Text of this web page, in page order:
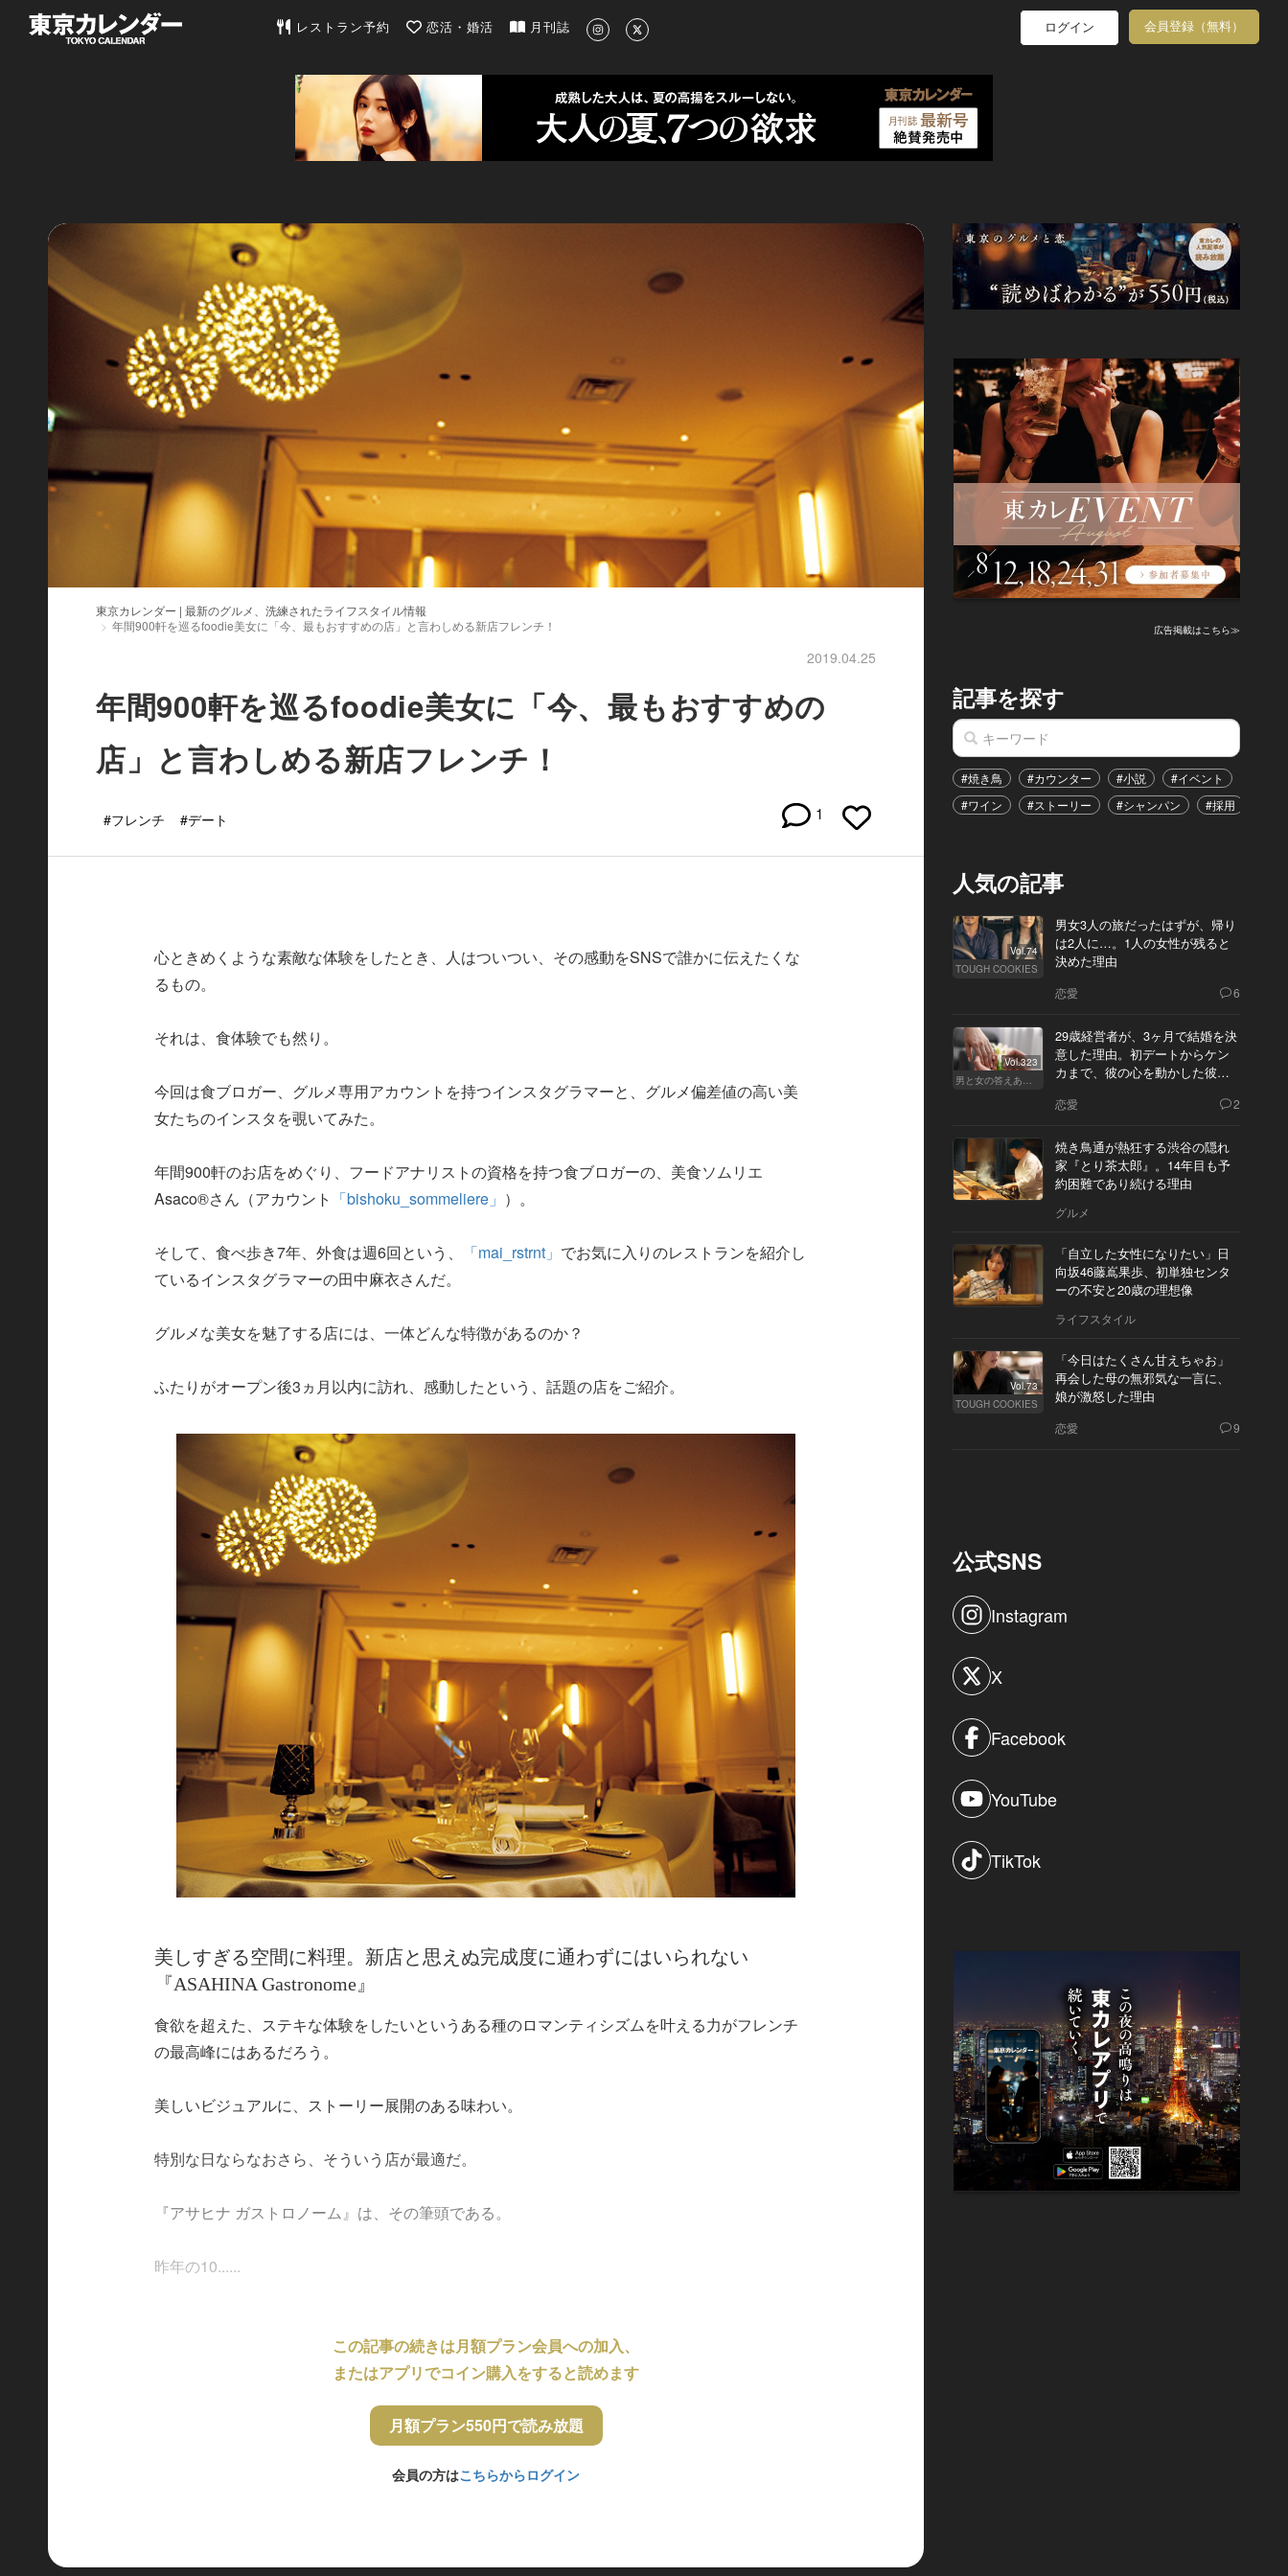
東京カレンダー | 最新のグルメ、洗練されたライフスタイル情報
レストラン予約 恋活・婚活 月刊誌 ログイン 会員登録（無料）
東京カレンダー | 最新のグルメ、洗練されたライフスタイル情報
年間900軒を巡るfoodie美女に「今、最もおすすめの店」と言わしめる新店フレンチ！
2019.04.25
年間900軒を巡るfoodie美女に「今、最もおすすめの
店」と言わしめる新店フレンチ！
#フレンチ #デート 1
心ときめくような素敵な体験をしたとき、人はついつい、その感動をSNSで誰かに伝えたくな
るもの。
それは、食体験でも然り。
今回は食ブロガー、グルメ専用アカウントを持つインスタグラマーと、グルメ偏差値の高い美
女たちのインスタを覗いてみた。
年間900軒のお店をめぐり、フードアナリストの資格を持つ食ブロガーの、美食ソムリエ
Asaco®さん（アカウント 「bishoku_sommeliere」 ）。
そして、食べ歩き7年、外食は週6回という、 「mai_rstrnt」 でお気に入りのレストランを紹介し
ているインスタグラマーの田中麻衣さんだ。
グルメな美女を魅了する店には、一体どんな特徴があるのか？
ふたりがオープン後3ヵ月以内に訪れ、感動したという、話題の店をご紹介。
美しすぎる空間に料理。新店と思えぬ完成度に通わずにはいられない
『ASAHINA Gastronome』
食欲を超えた、ステキな体験をしたいというある種のロマンティシズムを叶える力がフレンチ
の最高峰にはあるだろう。
美しいビジュアルに、ストーリー展開のある味わい。
特別な日ならなおさら、そういう店が最適だ。
『アサヒナ ガストロノーム』は、その筆頭である。
昨年の10......
この記事の続きは月額プラン会員への加入、
またはアプリでコイン購入をすると読めます
月額プラン550円で読み放題
会員の方はこちらからログイン
広告掲載はこちら≫
記事を探す
#焼き鳥 #カウンター #小説 #イベント
#ワイン
#ストーリー #シャンパン #採用
人気の記事
Vol.74
TOUGH COOKIES
男女3人の旅だったはずが、帰り
は2人に…。1人の女性が残ると
決めた理由
恋愛 6
Vol.323
男と女の答えあわせ【Q】
29歳経営者が、3ヶ月で結婚を決
意した理由。初デートからケン
カまで、彼の心を動かした彼女
恋愛 2
焼き鳥通が熱狂する渋谷の隠れ
家『とり茶太郎』。14年目も予
約困難であり続ける理由
グルメ
「自立した女性になりたい」日
向坂46藤嶌果歩、初単独センタ
ーの不安と20歳の理想像
ライフスタイル
Vol.73
TOUGH COOKIES
「今日はたくさん甘えちゃお」
再会した母の無邪気な一言に、
娘が激怒した理由
恋愛 9
公式SNS
Instagram
X
Facebook
YouTube
TikTok